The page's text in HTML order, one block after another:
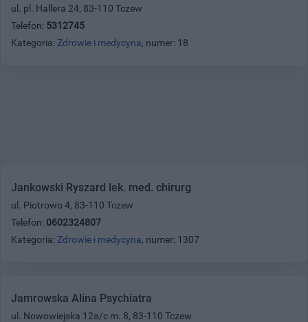
ul. pl. Hallera 24, 83-110 Tczew
Telefon: 5312745
Kategoria: Zdrowie i medycyna, numer: 18
Jankowski Ryszard lek. med. chirurg
ul. Piotrowo 4, 83-110 Tczew
Telefon: 0602324807
Kategoria: Zdrowie i medycyna, numer: 1307
Jamrowska Alina Psychiatra
ul. Nowowiejska 12a/c m. 8, 83-110 Tczew